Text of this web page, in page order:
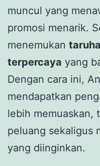
muncul yang
promosi menarik.
menemukan
terpercaya yang
Dengan cara ini,
mendapatkan
lebih memuaskan,
peluang sekaligus
yang diinginkan.